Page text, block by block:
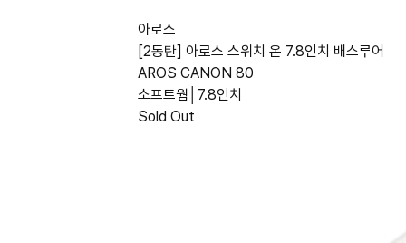
아로스
[2동탄] 아로스 스위치 온 7.8인치 배스루어
AROS CANON 80
소프트웜│7.8인치
Sold Out